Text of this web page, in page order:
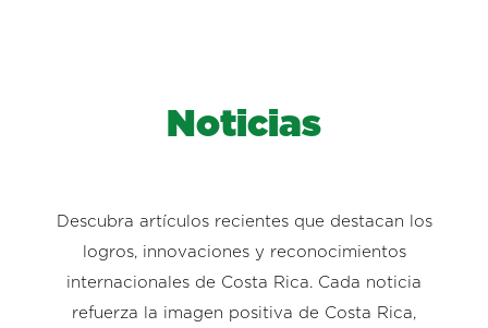
Noticias
Descubra artículos recientes que destacan los
logros, innovaciones y reconocimientos
internacionales de Costa Rica. Cada noticia
refuerza la imagen positiva de Costa Rica,